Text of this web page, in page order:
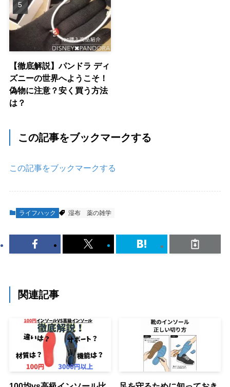
【徹底解説】パンドラ ディ
ズニーの世界へようこそ！
偽物に注意？安く買う方法
は？
この記事をブックマークする
この記事をブックマークする
ライフハック 湿布 薬の雑学
関連記事